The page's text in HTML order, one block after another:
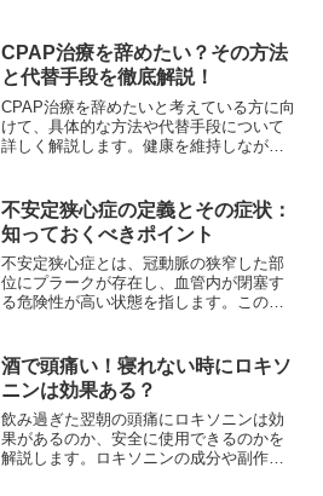
す。症状が続く場合は医師に相談するこ
とが重要です。
CPAP治療を辞めたい？その方法
と代替手段を徹底解説！
CPAP治療を辞めたいと考えている方に向
けて、具体的な方法や代替手段について
詳しく解説します。健康を維持しなが
不安定狭心症の定義とその症状：
知っておくべきポイント
不安定狭心症とは、冠動脈の狭窄した部
位にプラークが存在し、血管内が閉塞す
る危険性が高い状態を指します。この記
慣の改善について詳しく解説します。
酒で頭痛い！寝れない時にロキソ
ニンは効果ある？
飲み過ぎた翌朝の頭痛にロキソニンは効
果があるのか、安全に使用できるのかを
解説します。ロキソニンの成分や副作